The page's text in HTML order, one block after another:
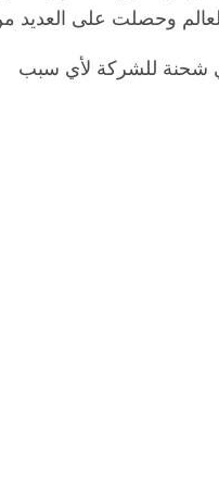
العالم وحصلت على العديد
أي شحنة للشركة لأي سبب